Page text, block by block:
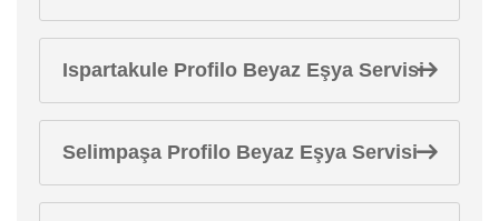
Ispartakule Profilo Beyaz Eşya Servisi
Selimpaşa Profilo Beyaz Eşya Servisi